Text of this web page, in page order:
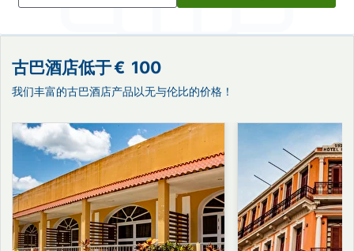
古巴酒店低于€ 100
我们丰富的古巴酒店产品以无与伦比的价格！